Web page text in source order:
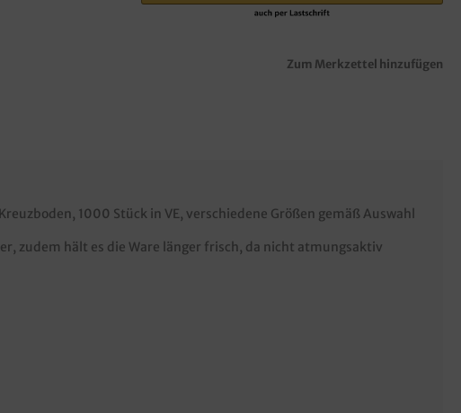
Zum Merkzettel hinzufügen
1000 Stück in VE, verschiedene Größen gemäß Auswahl
zudem hält es die Ware länger frisch, da nicht atmungsaktiv